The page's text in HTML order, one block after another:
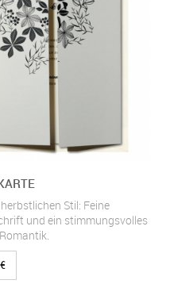
Stil: Feine
und ein stimmungsvolles